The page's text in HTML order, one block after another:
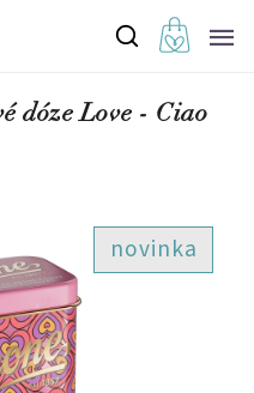
dóze Love - Ciao
novinka